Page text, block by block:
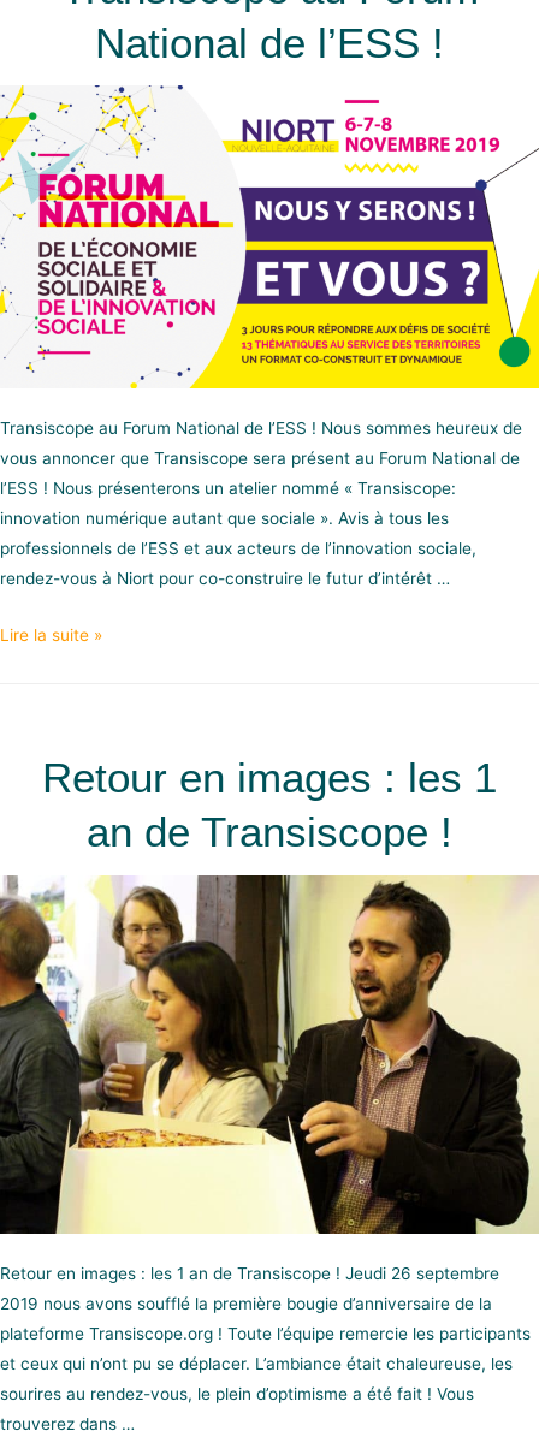
National de l’ESS !
Transiscope au Forum National de l’ESS ! Nous sommes heureux de
vous annoncer que Transiscope sera présent au Forum National de
l’ESS ! Nous présenterons un atelier nommé « Transiscope:
innovation numérique autant que sociale ». Avis à tous les
professionnels de l’ESS et aux acteurs de l’innovation sociale,
rendez-vous à Niort pour co-construire le futur d’intérêt …
Lire la suite »
Retour en images : les 1
an de Transiscope !​
Retour en images : les 1 an de Transiscope ! Jeudi 26 septembre
2019 nous avons soufflé la première bougie d’anniversaire de la
plateforme Transiscope.org ! Toute l’équipe remercie les participants
et ceux qui n’ont pu se déplacer. L’ambiance était chaleureuse, les
sourires au rendez-vous, le plein d’optimisme a été fait ! Vous
trouverez dans …